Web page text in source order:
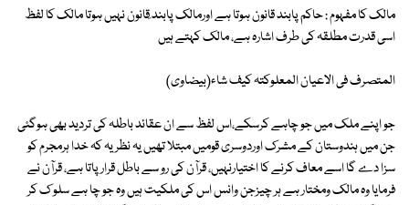
مالک کا مفہوم : حاکم پابند قانون ہوتا ہے اورمالک پابند ِقانون نہیں ہوتا مالک کا لفظ
اسی قدرت مطلقہ کی طرف اشارہ ہے، مالک کہتے ہیں
المتصرف فی الاعیان المعلوکتہ کیف شاء(بیضاوی)
جو اپنے ملک میں جو چاہے کرسکے،اس لفظ سے ان عقائد باطلہ کی تردید بھی ہوگئی
جن میں ہندوستان کے مشرک اوردوسری قومیں مبتلا تھیں یہ نظریہ کہ خدا ہرمجرم کو
سزا دے گا اسے معاف کرنے کا اختیارنہیں، قرآن کی رو سے باطل قرار پاتا ہے، قرآن نے
فرمایا وہ مالک ومختار ہے ہر چیزجن وانس اس کی ملکیت ہیں وہ جو چا ہے سلو ک کر